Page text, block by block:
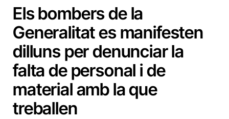
Els bombers de la
Generalitat es manifesten
dilluns per denunciar la
falta de personal i de
material amb la que
treballen